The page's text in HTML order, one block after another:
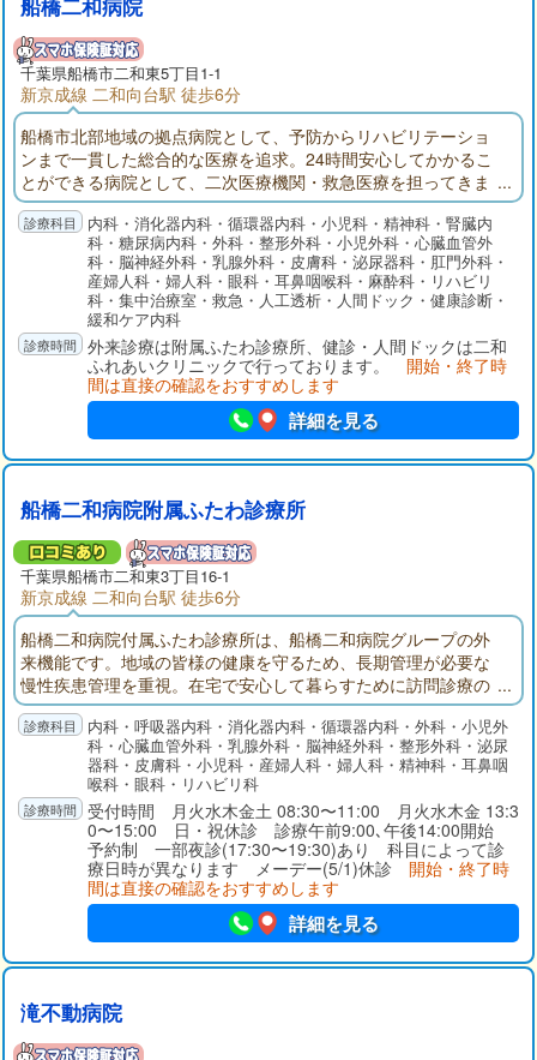
船橋二和病院
千葉県船橋市二和東5丁目1-1
新京成線 二和向台駅 徒歩6分
船橋市北部地域の拠点病院として、予防からリハビリテーショ
ンまで一貫した総合的な医療を追求。24時間安心してかかるこ
とができる病院として、二次医療機関・救急医療を担ってきま
した。船橋二和病院付属ふたわ診療所(主に外来部門)、ふれあい
クリニック（主に健診部門）、二和在宅介護支援センター、八
木が谷在宅介護支援センターでそれぞれ役割分担して連携を取
りながら、地域の皆様の健康を守ります。
内科・消化器内科・循環器内科・小児科・精神科・腎臓内
科・糖尿病内科・外科・整形外科・小児外科・心臓血管外
科・脳神経外科・乳腺外科・皮膚科・泌尿器科・肛門外科・
産婦人科・婦人科・眼科・耳鼻咽喉科・麻酔科・リハビリ
科・集中治療室・救急・人工透析・人間ドック・健康診断・
緩和ケア内科
外来診療は附属ふたわ診療所、健診・人間ドックは二和
ふれあいクリニックで行っております。 開始・終了時
間は直接の確認をおすすめします
詳細を見る
船橋二和病院附属ふたわ診療所
千葉県船橋市二和東3丁目16-1
新京成線 二和向台駅 徒歩6分
船橋二和病院付属ふたわ診療所は、船橋二和病院グループの外
来機能です。地域の皆様の健康を守るため、長期管理が必要な
慢性疾患管理を重視。在宅で安心して暮らすために訪問診療の
展開。入退院では船橋二和病院との連携。地域の皆様が安心し
て暮らせるように医療面でサポートできる外来機能を目指して
内科・呼吸器内科・消化器内科・循環器内科・外科・小児外
科・心臓血管外科・乳腺外科・脳神経外科・整形外科・泌尿
器科・皮膚科・小児科・産婦人科・婦人科・精神科・耳鼻咽
喉科・眼科・リハビリ科
受付時間 月火水木金土 08:30〜11:00 月火水木金 13:3
0〜15:00 日・祝休診 診療午前9:00､午後14:00開始
予約制 一部夜診(17:30〜19:30)あり 科目によって診
療日時が異なります メーデー(5/1)休診 開始・終了時
間は直接の確認をおすすめします
詳細を見る
滝不動病院